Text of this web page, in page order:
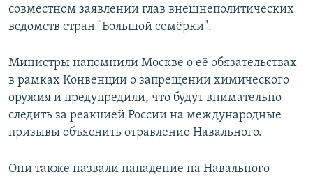
совместном заявлении глав внешнеполитических
ведомств стран "Большой семёрки".
Министры напомнили Москве о её обязательствах
в рамках Конвенции о запрещении химического
оружия и предупредили, что будут внимательно
следить за реакцией России на международные
призывы объяснить отравление Навального.
Они также назвали нападение на Навального